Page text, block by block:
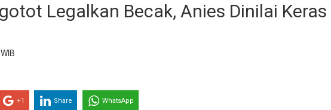
Legalkan Becak, Anies Dinilai Keras
+1 Share WhatsApp